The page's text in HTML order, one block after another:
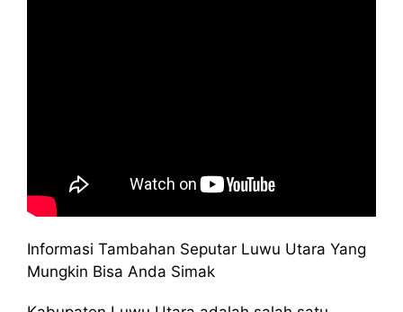
Informasi Tambahan Seputar Luwu Utara Yang
Mungkin Bisa Anda Simak